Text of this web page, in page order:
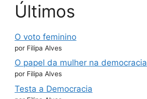
Últimos
O voto feminino
por Filipa Alves
O papel da mulher na democracia
por Filipa Alves
Testa a Democracia